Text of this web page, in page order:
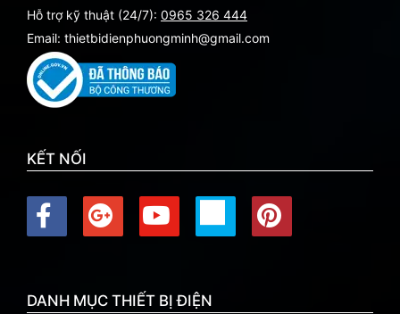
Hỗ trợ kỹ thuật (24/7): 0965 326 444
Email: thietbidienphuongminh@gmail.com
KẾT NỐI
DANH MỤC THIẾT BỊ ĐIỆN